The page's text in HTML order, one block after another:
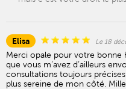
Elisa Le 18
Merci opale pour votre bonne
que vous m’avez d’ailleurs
consultations toujours
plus sereine de mon côté.